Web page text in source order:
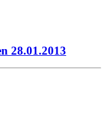
28.01.2013